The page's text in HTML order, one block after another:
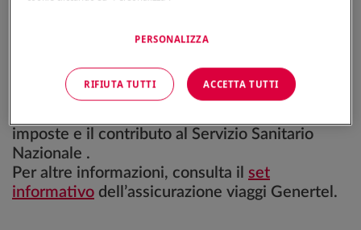
periodo trascorso.
richieste fatte da terzi.
imposte e il contributo al Servizio Sanitario
Nazionale .
Per altre informazioni, consulta il set
informativo dell’assicurazione viaggi Genertel.
PERSONALIZZA
RIFIUTA TUTTI ACCETTA TUTTI